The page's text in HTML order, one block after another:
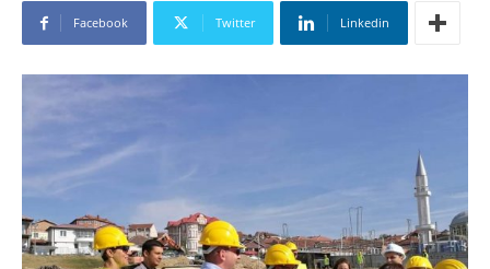
Facebook Twitter Linkedin